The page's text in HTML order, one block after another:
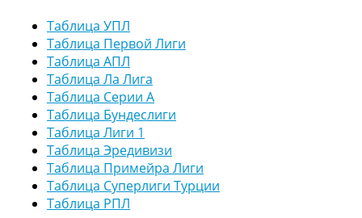
Таблица УПЛ
Таблица Первой Лиги
Таблица АПЛ
Таблица Ла Лига
Таблица Серии А
Таблица Бундеслиги
Таблица Лиги 1
Таблица Эредивизи
Таблица Примейра Лиги
Таблица Суперлиги Турции
Таблица РПЛ